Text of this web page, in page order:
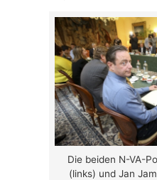
Die beiden N-VA-
(links) und Jan